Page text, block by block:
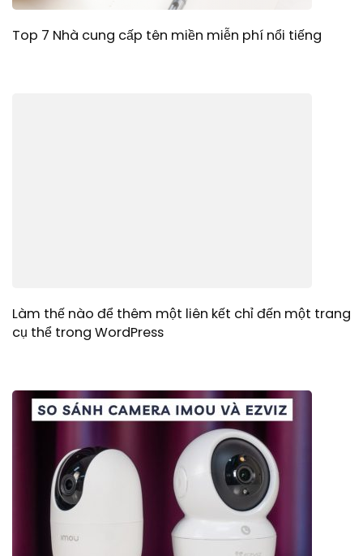
Top 7 Nhà cung cấp tên miền miễn phí nổi tiếng
Làm thế nào để thêm một liên kết chỉ đến một trang
cụ thể trong WordPress